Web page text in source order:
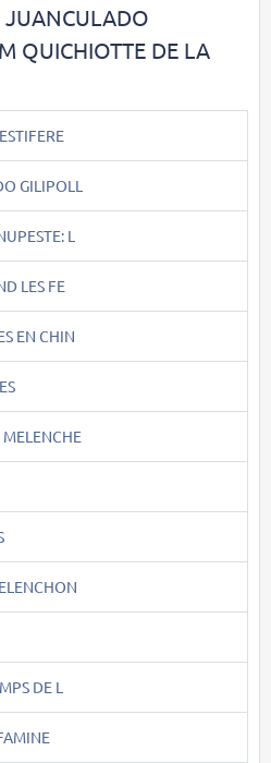
JUANCULADO
QUICHIOTTE DE LA
GILIPOLL
L
LES FE
EN CHIN
DE L